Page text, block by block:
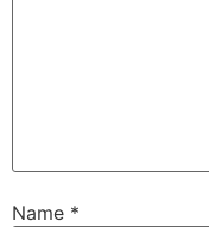
Name *